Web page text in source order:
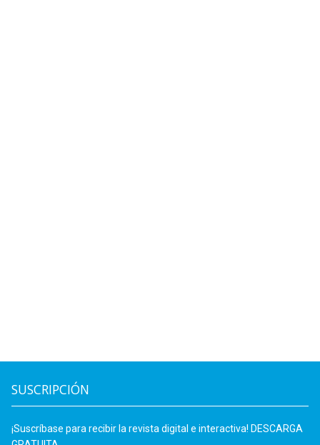
SUSCRIPCIÓN
¡Suscríbase para recibir la revista digital e interactiva! DESCARGA